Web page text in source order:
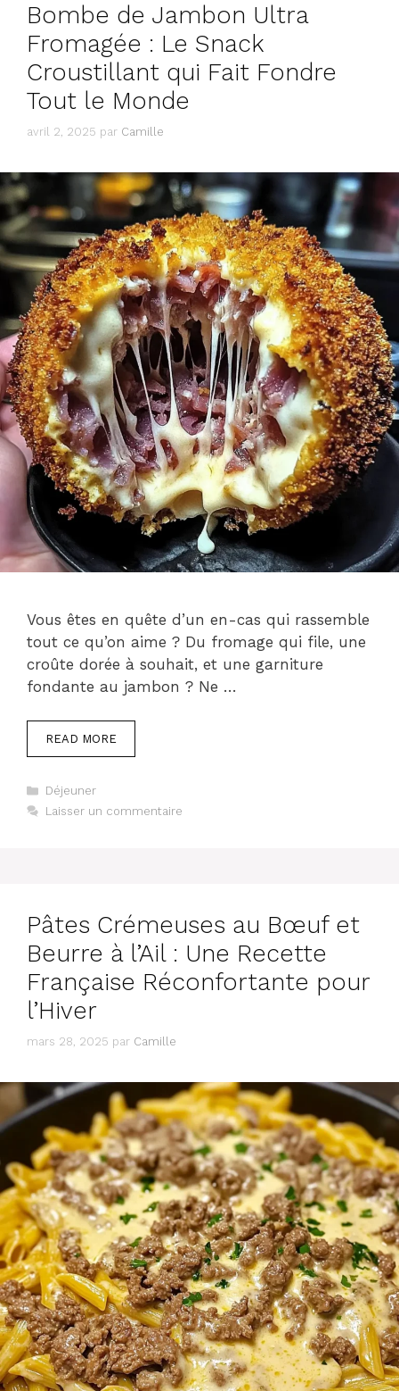
Bombe de Jambon Ultra
Fromagée : Le Snack
Croustillant qui Fait Fondre
Tout le Monde
avril 2, 2025 par Camille
Vous êtes en quête d’un en-cas qui rassemble
tout ce qu’on aime ? Du fromage qui file, une
croûte dorée à souhait, et une garniture
fondante au jambon ? Ne …
READ MORE
Catégories
Déjeuner
Laisser un commentaire
Pâtes Crémeuses au Bœuf et
Beurre à l’Ail : Une Recette
Française Réconfortante pour
l’Hiver
mars 28, 2025 par Camille